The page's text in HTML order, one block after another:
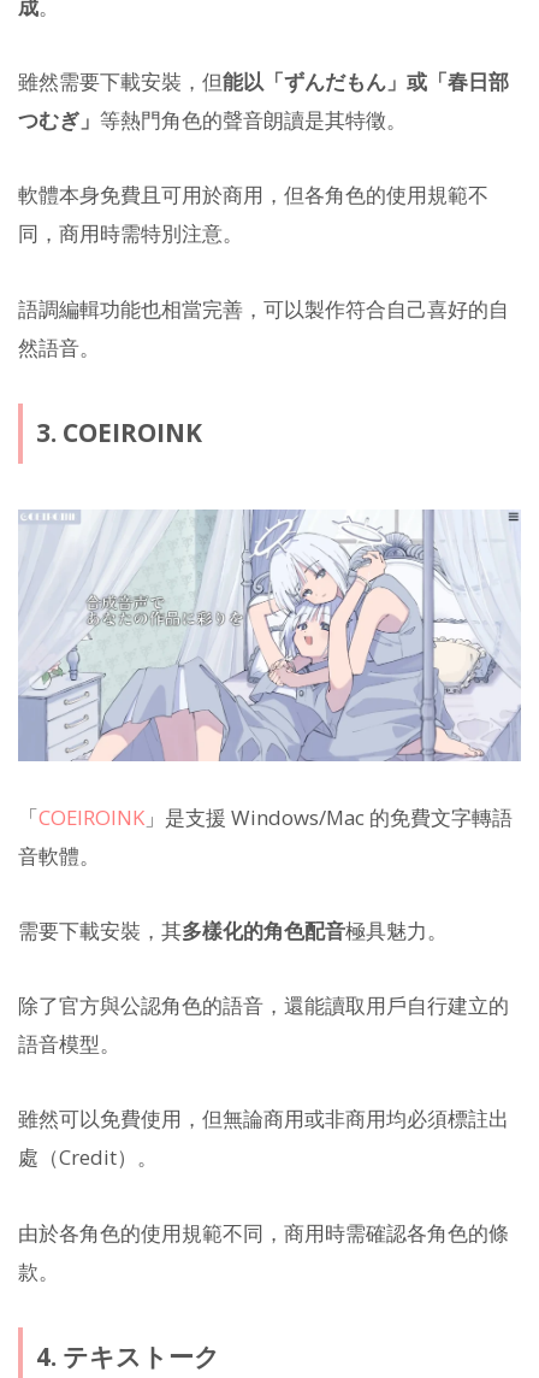
成。
雖然需要下載安裝，但能以「ずんだもん」或「春日部
つむぎ」 等熱門角色的聲音朗讀是其特徵。
軟體本身免費且可用於商用，但各角色的使用規範不
同，商用時需特別注意。
語調編輯功能也相當完善，可以製作符合自己喜好的自
然語音。
3. COEIROINK
「COEIROINK 」是支援 Windows/Mac 的免費文字轉語
音軟體。
需要下載安裝，其多樣化的角色配音極具魅力。
除了官方與公認角色的語音，還能讀取用戶自行建立的
語音模型。
雖然可以免費使用，但無論商用或非商用均必須標註出
處（Credit）。
由於各角色的使用規範不同，商用時需確認各角色的條
款。
4. テキストーク